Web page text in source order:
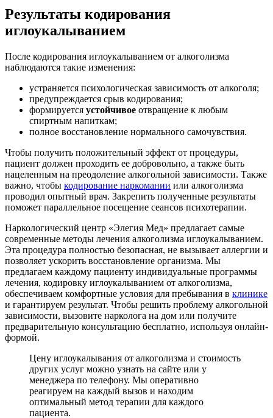
Результаты кодирования
иглоукалыванием
После кодирования иглоукалыванием от алкоголизма
наблюдаются такие изменения:
устраняется психологическая зависимость от алкоголя;
предупреждается срыв кодирования;
формируется устойчивое отвращение к любым
спиртным напиткам;
полное восстановление нормального самочувствия.
Чтобы получить положительный эффект от процедуры,
пациент должен проходить ее добровольно, а также быть
нацеленным на преодоление алкогольной зависимости. Также
важно, чтобы кодирование наркомании или алкоголизма
проводил опытный врач. Закрепить полученные результаты
поможет параллельное посещение сеансов психотерапии.
Наркологический центр «Элегия Мед» предлагает самые
современные методы лечения алкоголизма иглоукалыванием.
Эта процедура полностью безопасная, не вызывает аллергии и
позволяет ускорить восстановление организма. Мы
предлагаем каждому пациенту индивидуальные программы
лечения, кодировку иглоукалыванием от алкоголизма,
обеспечиваем комфортные условия для пребывания в клинике
и гарантируем результат. Чтобы решить проблему алкогольной
зависимости, вызовите нарколога на дом или получите
предварительную консультацию бесплатно, используя онлайн-
формой.
Цену иглоукалывания от алкоголизма и стоимость
других услуг можно узнать на сайте или у
менеджера по телефону. Мы оперативно
реагируем на каждый вызов и находим
оптимальный метод терапии для каждого
пациента.